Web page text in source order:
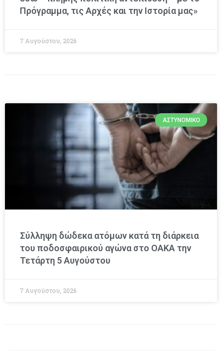
Πρόγραμμα, τις Αρχές και την Ιστορία μας»
7 Αυγούστου, 2026
ΑΣΤΥΝΟΜΙΚΌ
Σύλληψη δώδεκα ατόμων κατά τη διάρκεια
του ποδοσφαιρικού αγώνα στο ΟΑΚΑ την
Τετάρτη 5 Αυγούστου
7 Αυγούστου, 2026